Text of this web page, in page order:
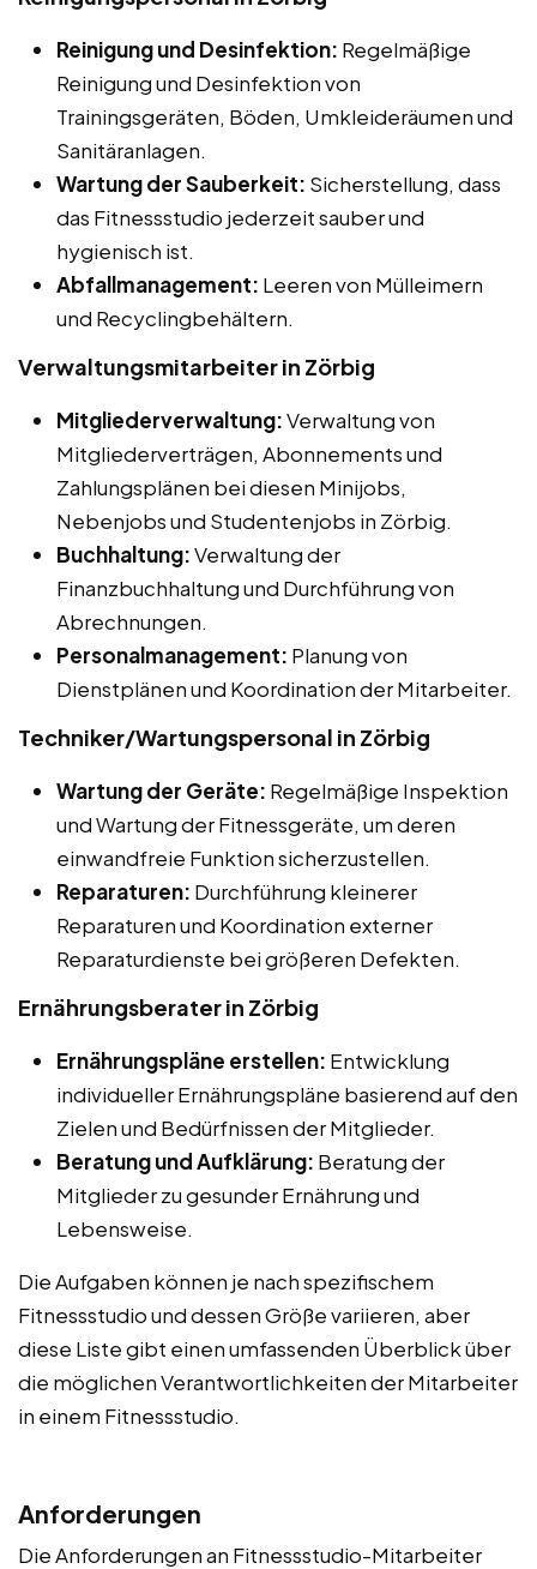
Reinigung und Desinfektion: Regelmäßige
Reinigung und Desinfektion von
Trainingsgeräten, Böden, Umkleideräumen und
Sanitäranlagen.
Wartung der Sauberkeit: Sicherstellung, dass
das Fitnessstudio jederzeit sauber und
hygienisch ist.
Abfallmanagement: Leeren von Mülleimern
und Recyclingbehältern.
Verwaltungsmitarbeiter in Zörbig
Mitgliederverwaltung:Verwaltung von
Mitgliederverträgen, Abonnements und
Zahlungsplänen bei diesen Minijobs,
Nebenjobs und Studentenjobs in Zörbig.
Buchhaltung:Verwaltung der
Finanzbuchhaltung und Durchführung von
Abrechnungen.
Personalmanagement: Planung von
Dienstplänen und Koordination der Mitarbeiter.
Techniker/Wartungspersonal in Zörbig
Wartung der Geräte: Regelmäßige Inspektion
und Wartung der Fitnessgeräte, um deren
einwandfreie Funktion sicherzustellen.
Reparaturen: Durchführung kleinerer
Reparaturen und Koordination externer
Reparaturdienste bei größeren Defekten.
Ernährungsberater in Zörbig
Ernährungspläne erstellen: Entwicklung
individueller Ernährungspläne basierend auf den
Zielen und Bedürfnissen der Mitglieder.
Beratung und Aufklärung: Beratung der
Mitglieder zu gesunder Ernährung und
Lebensweise.
Die Aufgaben können je nach spezifischem
Fitnessstudio und dessen Größe variieren, aber
diese Liste gibt einen umfassenden Überblick über
die möglichen Verantwortlichkeiten der Mitarbeiter
in einem Fitnessstudio.
Anforderungen
Die Anforderungen an Fitnessstudio-Mitarbeiter